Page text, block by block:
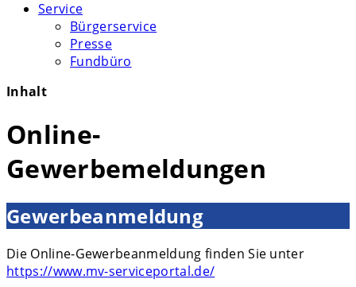
Service
Bürgerservice
Presse
Fundbüro
Inhalt
Online-
Gewerbemeldungen
Gewerbeanmeldung
Die Online-Gewerbeanmeldung finden Sie unter
https://www.mv-serviceportal.de/